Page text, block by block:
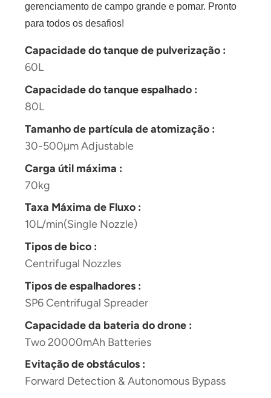
gerenciamento de campo grande e pomar. Pronto
para todos os desafios!
Capacidade do tanque de pulverização :
60L
Capacidade do tanque espalhado :
80L
Tamanho de partícula de atomização :
30-500μm Adjustable
Carga útil máxima :
70kg
Taxa Máxima de Fluxo :
10L/min(Single Nozzle)
Tipos de bico :
Centrifugal Nozzles
Tipos de espalhadores :
SP6 Centrifugal Spreader
Capacidade da bateria do drone :
Two 20000mAh Batteries
Evitação de obstáculos :
Forward Detection & Autonomous Bypass